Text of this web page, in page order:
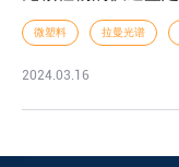
微塑料 拉曼光谱
2024.03.16